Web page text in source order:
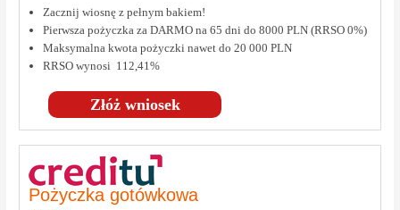
Złóż wniosek
Zacznij wiosnę z pełnym bakiem!
Pierwsza pożyczka za DARMO na 65 dni do 8000 PLN (RRSO 0%)
Maksymalna kwota pożyczki nawet do 20 000 PLN
RRSO wynosi 112,41%
Pożyczka gotówkowa